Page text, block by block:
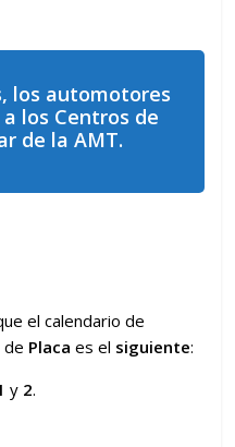
los automotores
los Centros de
de la AMT.
el calendario de
de Placa es el siguiente:
y 2.